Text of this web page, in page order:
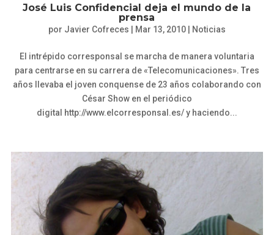
José Luis Confidencial deja el mundo de la
prensa
por Javier Cofreces Mar 13, 2010| Noticias
El intrépido corresponsal se marcha de manera voluntaria
para centrarse en su carrera de «Telecomunicaciones». Tres
años llevaba el joven conquense de 23 años colaborando con
César Show en el periódico
digital http://www.elcorresponsal.es/ y haciendo...